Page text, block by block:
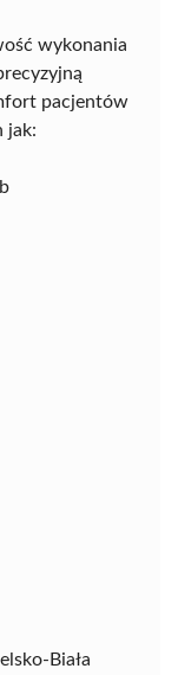
wykonania
pacjentów
jak:
Biała